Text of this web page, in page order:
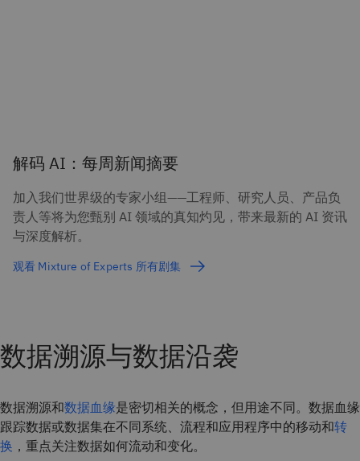
解码 AI：每周新闻摘要
加入我们世界级的专家小组——工程师、研究人员、产品负
责人等将为您甄别 AI 领域的真知灼见，带来最新的 AI 资讯
与深度解析。
观看 Mixture of Experts 所有剧集
数据溯源与数据沿袭
数据溯源和数据血缘是密切相关的概念，但用途不同。数据血缘
跟踪数据或数据集在不同系统、流程和应用程序中的移动和转
换 ，重点关注数据如何流动和变化。